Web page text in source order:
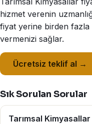
hizmet verenin
fiyat yerine birden fazla
vermenizi sağlar.
Ücretsiz teklif al →
Sık Sorulan Sorular
Tarımsal